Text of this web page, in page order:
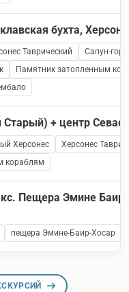
бухта,
Таврический
Сапун-гора
Памятник затопленным
+ центр
Херсонес
Херсонес
кораблям
Пещера Эмине Баир
пещера Эмине-Баир-Хосар